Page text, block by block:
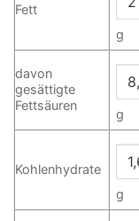
Fett
g
davon
gesättigte
Fettsäuren
g
Kohlenhydrate
g